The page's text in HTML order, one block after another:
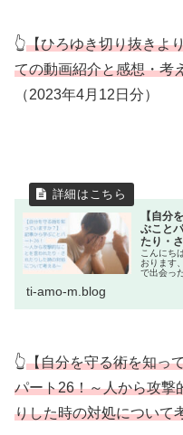
👆【ひろゆき切り抜きよ
ての動画紹介と感想・考
（2023年4月12日分）
【自分
ぶこと
たり・
こんにち
おります
で出会っ
ti-amo-m.blog
👆【自分を守る術を知っ
パート26！～人から攻撃
りした時の対処について